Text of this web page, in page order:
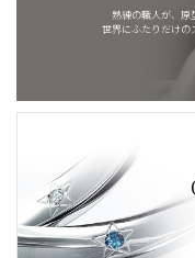
熟練の職人が、原
世界にふたりだけの